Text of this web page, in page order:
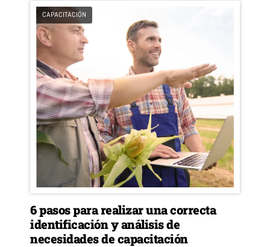
CAPACITACIÓN
6 pasos para realizar una correcta
identificación y análisis de
necesidades de capacitación